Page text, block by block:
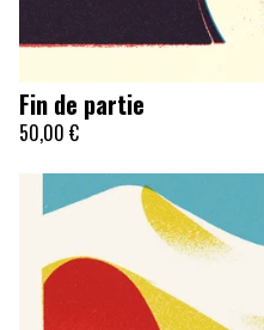
Fin de partie
50,00 €